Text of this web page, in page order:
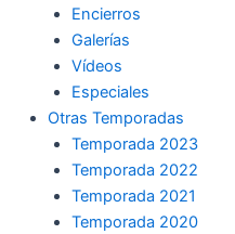
Encierros
Galerías
Vídeos
Especiales
Otras Temporadas
Temporada 2023
Temporada 2022
Temporada 2021
Temporada 2020